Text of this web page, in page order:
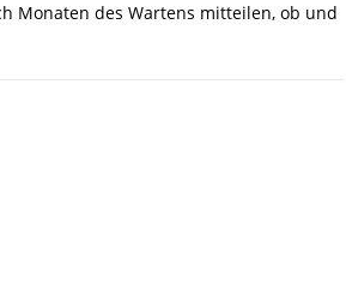
Monaten des Wartens mitteilen, ob und